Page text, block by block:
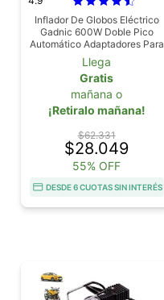
Inflador De Globos Eléctrico
Gadnic 600W Doble Pico
Automático Adaptadores Para
Decoración
Llega
Gratis
mañana o
¡Retiralo mañana!
$62.331
$28.049
55% OFF
DESDE 6 CUOTAS SIN INTERÉS